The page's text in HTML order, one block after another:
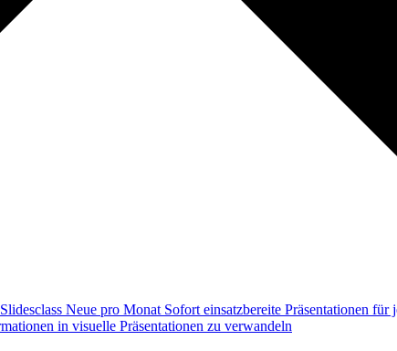
Slidesclass Neue pro Monat Sofort einsatzbereite Präsentationen
in visuelle Präsentationen zu verwandeln